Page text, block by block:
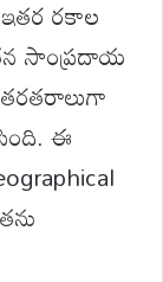
రకాల
సాంప్రదాయ
ఈ